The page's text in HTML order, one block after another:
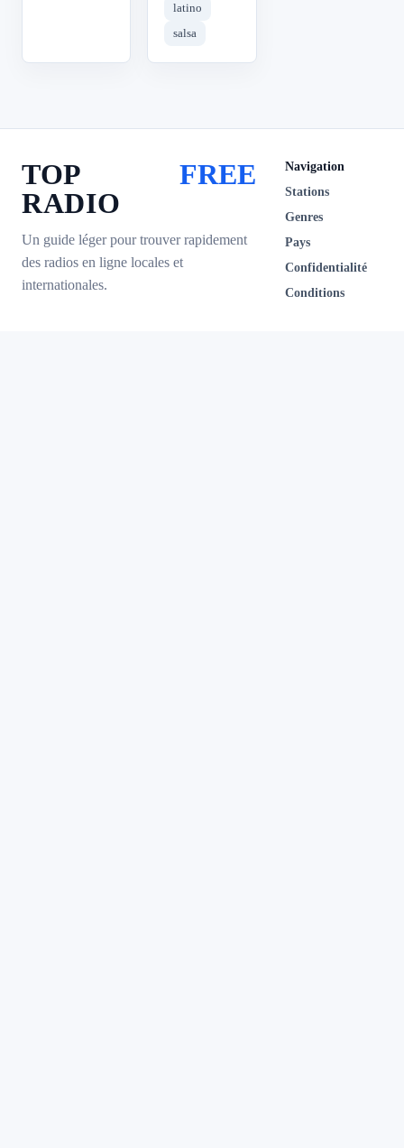
latino
salsa
TOP
RADIO
FREE
Un guide léger pour trouver rapidement
des radios en ligne locales et
internationales.
Navigation
Stations
Genres
Pays
Confidentialité
Conditions